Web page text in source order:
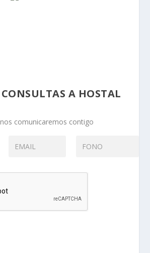
CONSULTAS A HOSTAL
comunicaremos contigo